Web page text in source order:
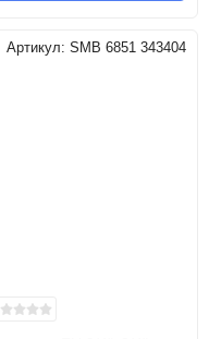
Артикул: SMB 6851 343404